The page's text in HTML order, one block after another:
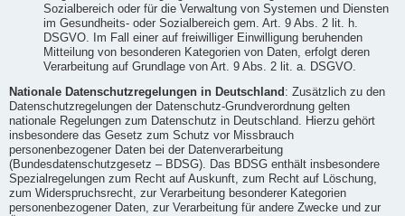
Sozialbereich oder für die Verwaltung von Systemen und Diensten
im Gesundheits- oder Sozialbereich gem. Art. 9 Abs. 2 lit. h.
DSGVO. Im Fall einer auf freiwilliger Einwilligung beruhenden
Mitteilung von besonderen Kategorien von Daten, erfolgt deren
Verarbeitung auf Grundlage von Art. 9 Abs. 2 lit. a. DSGVO.
Nationale Datenschutzregelungen in Deutschland : Zusätzlich zu den
Datenschutzregelungen der Datenschutz-Grundverordnung gelten
nationale Regelungen zum Datenschutz in Deutschland. Hierzu gehört
insbesondere das Gesetz zum Schutz vor Missbrauch
personenbezogener Daten bei der Datenverarbeitung
(Bundesdatenschutzgesetz – BDSG). Das BDSG enthält insbesondere
Spezialregelungen zum Recht auf Auskunft, zum Recht auf Löschung,
zum Widerspruchsrecht, zur Verarbeitung besonderer Kategorien
personenbezogener Daten, zur Verarbeitung für andere Zwecke und zur